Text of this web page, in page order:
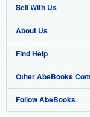
Advanced Search
Browse Collections
My Account
My Orders
View Basket
Sell With Us
Start Selling
Join Our Affiliate
Book Buyback
Refer a seller
About Us
About AbeBooks
Media
Careers
Find Help
Help
Customer Service
Other AbeBooks
AbeBooks.com
Follow AbeBooks